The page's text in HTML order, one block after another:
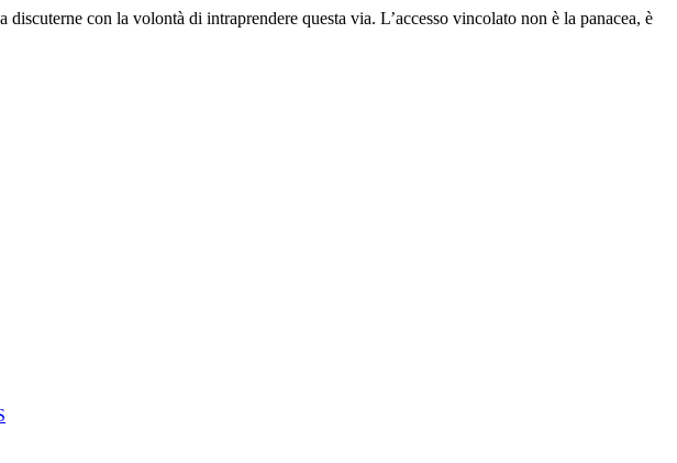
con la volontà di intraprendere questa via. L’accesso vincolato non è la panacea, è